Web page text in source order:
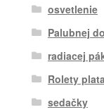
osvetlenie
Palubnej
radiacej
Rolety
sedačky